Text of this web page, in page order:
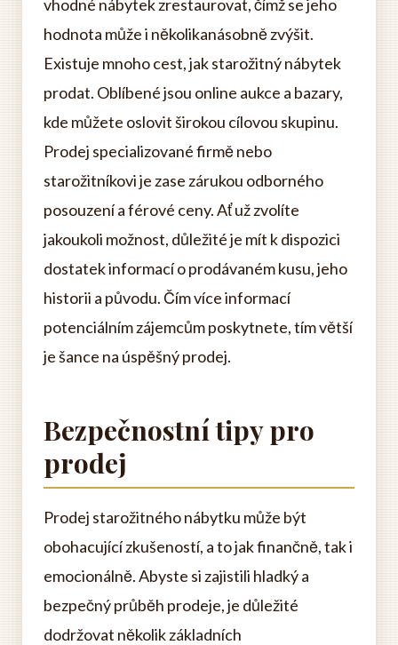
vhodné nábytek zrestaurovat, čímž se jeho
hodnota může i několikanásobně zvýšit.
Existuje mnoho cest, jak starožitný nábytek
prodat. Oblíbené jsou online aukce a bazary,
kde můžete oslovit širokou cílovou skupinu.
Prodej specializované firmě nebo
starožitníkovi je zase zárukou odborného
posouzení a férové ceny. Ať už zvolíte
jakoukoli možnost, důležité je mít k dispozici
dostatek informací o prodávaném kusu, jeho
historii a původu. Čím více informací
potenciálním zájemcům poskytnete, tím větší
je šance na úspěšný prodej.
Bezpečnostní tipy pro
prodej
Prodej starožitného nábytku může být
obohacující zkušeností, a to jak finančně, tak i
emocionálně. Abyste si zajistili hladký a
bezpečný průběh prodeje, je důležité
dodržovat několik základních